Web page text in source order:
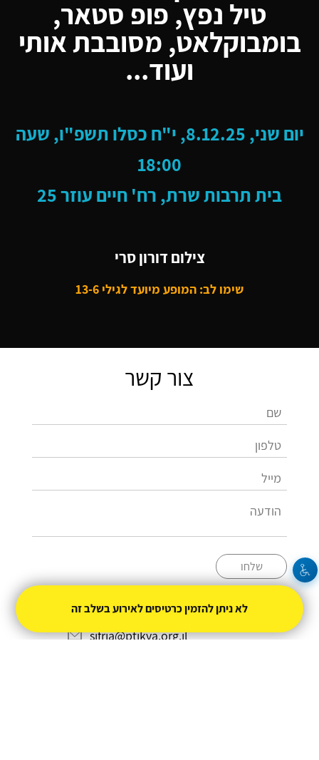
טיל נפץ, פופ סטאר,
בומבוקלאט, מסובבת אותי
ועוד...
יום שני, 8.12.25, י"ח כסלו תשפ"ו, שעה
18:00
בית תרבות שרת, רח' חיים עוזר 25
צילום דורון סרי
שימו לב: המופע מיועד לגילי 13-6
צור קשר
שלחו
03-9052516
sifria@ptikva.org.il
לא ניתן להזמין כרטיסים לאירוע בשלב זה